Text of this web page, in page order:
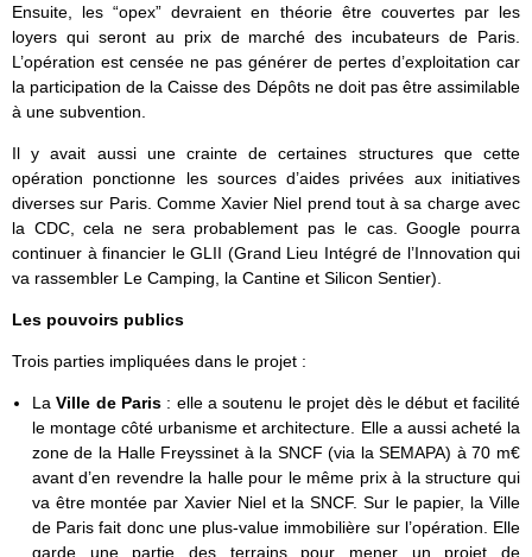
Ensuite, les “opex” devraient en théorie être couvertes par les
loyers qui seront au prix de marché des incubateurs de Paris.
L’opération est censée ne pas générer de pertes d’exploitation car
la participation de la Caisse des Dépôts ne doit pas être assimilable
à une subvention.
Il y avait aussi une crainte de certaines structures que cette
opération ponctionne les sources d’aides privées aux initiatives
diverses sur Paris. Comme Xavier Niel prend tout à sa charge avec
la CDC, cela ne sera probablement pas le cas. Google pourra
continuer à financier le GLII (Grand Lieu Intégré de l’Innovation qui
va rassembler Le Camping, la Cantine et Silicon Sentier).
Les pouvoirs publics
Trois parties impliquées dans le projet :
LaVille de Paris : elle a soutenu le projet dès le début et facilité
le montage côté urbanisme et architecture. Elle a aussi acheté la
zone de la Halle Freyssinet à la SNCF (via la SEMAPA) à 70 m€
avant d’en revendre la halle pour le même prix à la structure qui
va être montée par Xavier Niel et la SNCF. Sur le papier, la Ville
de Paris fait donc une plus-value immobilière sur l’opération. Elle
garde une partie des terrains pour mener un projet de